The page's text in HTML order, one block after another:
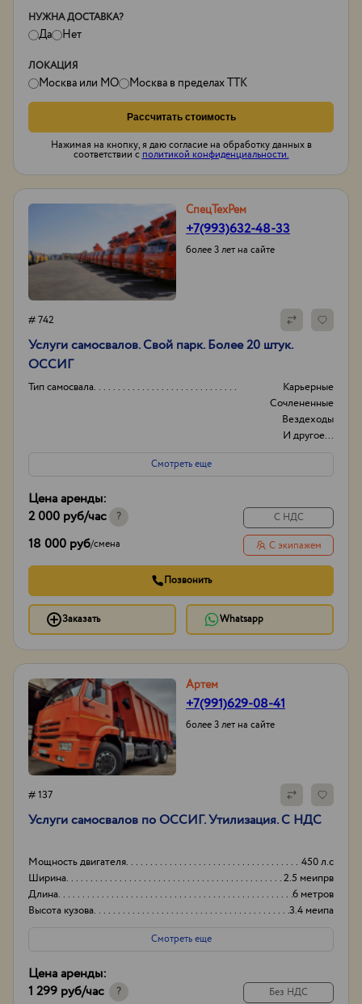
НУЖНА ДОСТАВКА?
Да Нет
ЛОКАЦИЯ
Москва или МО Москва в пределах ТТК
Рассчитать стоимость
Нажимая на кнопку, я даю согласие на обработку данных в
соответствии с политикой конфиденциальности.
СпецТехРем
+7(993)632-48-33
более 3 лет на сайте
# 742
Услуги самосвалов. Свой парк. Более 20 штук.
ОССИГ​​
Тип самосвала
Карьерные
Сочлененные
Вездеходы
И другое...
Грузоподъемность тонн
2 тонны 3 тонны 4
Марка
И другое...
2 куба 3 куба 4 куба
И другое...
Смотреть еще
Цена аренды:
2 000 руб/час ?
18 000 руб/смена
С НДС
С экипажем
Позвонить
Заказать Whatsapp
Артем
+7(991)629-08-41
более 3 лет на сайте
# 137
Услуги самосвалов по ОССИГ. Утилизация. С НДС
Мощность двигателя
450 л.с
Ширина
2.5 меипрв
Длина
6 метров
Высота кузова
3.4 меипа
Смотреть еще
Цена аренды:
1 299 руб/час ? Без НДС